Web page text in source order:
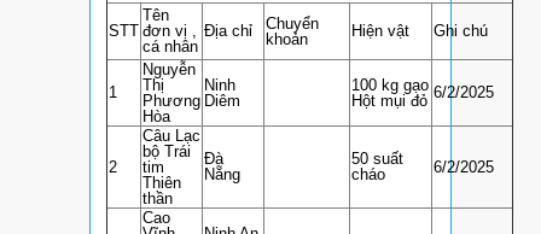
STT
Tên
đơn vị ,
cá nhân
Địa chỉ
Chuyển
khoản
Hiện vật Ghi chú
1
Nguyễn
Thị
Phương
Hòa
Ninh
Diêm
100 kg gạo
Hột mụi đỏ 6/2/2025
2
Câu Lạc
bộ Trái
tim
Thiên
thần
Đà
Nẵng
50 suất
cháo
6/2/2025
Cao